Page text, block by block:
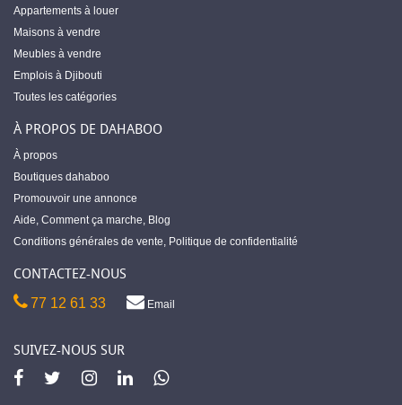
Appartements à louer
Maisons à vendre
Meubles à vendre
Emplois à Djibouti
Toutes les catégories
À PROPOS DE DAHABOO
À propos
Boutiques dahaboo
Promouvoir une annonce
Aide, Comment ça marche, Blog
Conditions générales de vente, Politique de confidentialité
CONTACTEZ-NOUS
77 12 61 33 Email
SUIVEZ-NOUS SUR